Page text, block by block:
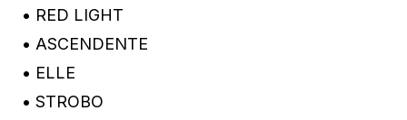
• RED LIGHT
• ASCENDENTE
• ELLE
• STROBO